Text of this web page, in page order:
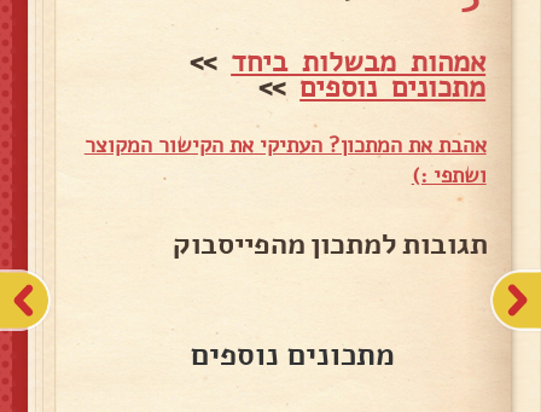
אמהות מבשלות ביחד >>
מתכונים נוספים>>
אהבת את המתכון? העתיקי את הקישור המקוצר
ושתפי :)
תגובות למתכון מהפייסבוק
מתכונים נוספים